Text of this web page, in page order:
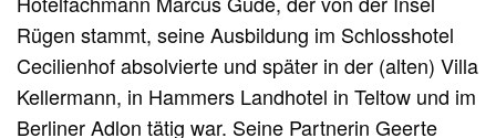
Rügen stammt, seine Ausbildung im Schlosshotel
Cecilienhof absolvierte und später in der (alten) Villa
Kellermann, in Hammers Landhotel in Teltow und im
Berliner Adlon tätig war. Seine Partnerin Geerte